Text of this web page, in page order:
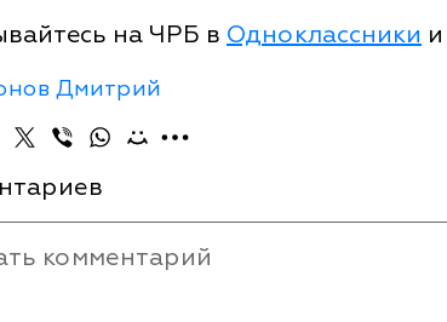
на ЧРБ в Одноклассники и
Дмитрий